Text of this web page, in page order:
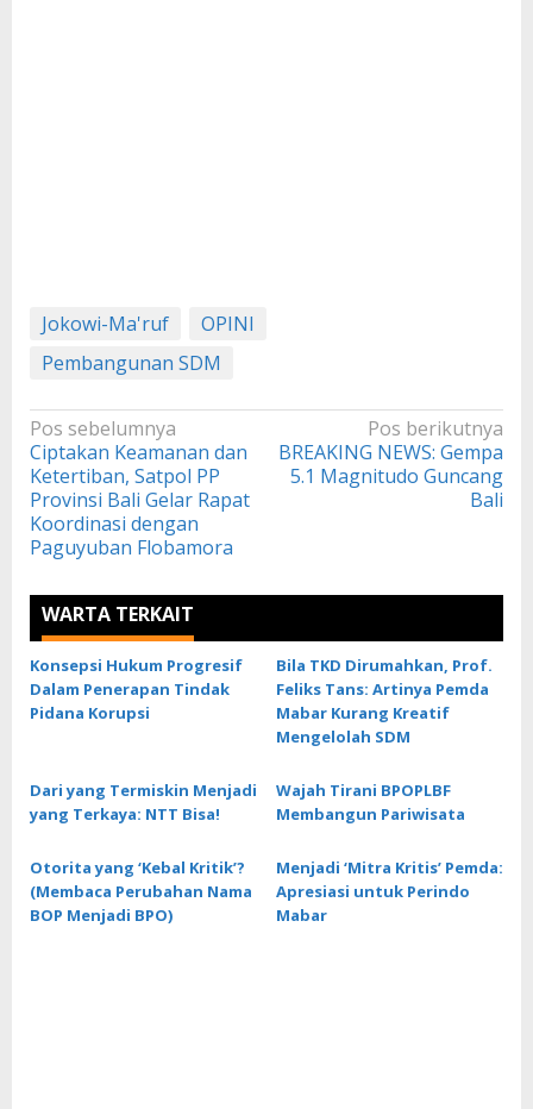
Jokowi-Ma'ruf
OPINI
Pembangunan SDM
Navigasi
pos
Pos sebelumnya
Ciptakan Keamanan dan
Ketertiban, Satpol PP
Provinsi Bali Gelar Rapat
Koordinasi dengan
Paguyuban Flobamora
Pos berikutnya
BREAKING NEWS: Gempa
5.1 Magnitudo Guncang
Bali
WARTA TERKAIT
Konsepsi Hukum Progresif
Dalam Penerapan Tindak
Pidana Korupsi
Bila TKD Dirumahkan, Prof.
Feliks Tans: Artinya Pemda
Mabar Kurang Kreatif
Mengelolah SDM
Dari yang Termiskin Menjadi
yang Terkaya: NTT Bisa!
Wajah Tirani BPOPLBF
Membangun Pariwisata
Otorita yang ‘Kebal Kritik’?
(Membaca Perubahan Nama
BOP Menjadi BPO)
Menjadi ‘Mitra Kritis’ Pemda:
Apresiasi untuk Perindo
Mabar